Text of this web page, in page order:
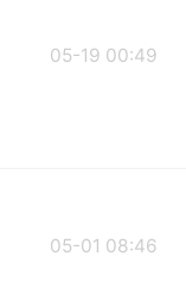
05-19 00:49
05-01 08:46